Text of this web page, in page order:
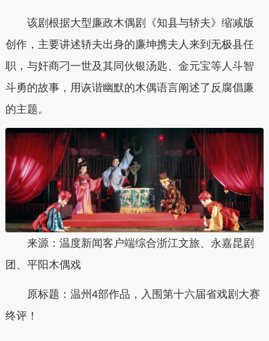
该剧根据大型廉政木偶剧《知县与轿夫》缩减版
创作，主要讲述轿夫出身的廉坤携夫人来到无极县任
职，与奸商刁一世及其同伙银汤匙、金元宝等人斗智
斗勇的故事，用诙谐幽默的木偶语言阐述了反腐倡廉
的主题。
来源：温度新闻客户端综合浙江文旅、永嘉昆剧
团、平阳木偶戏
原标题： 温州4部作品，入围第十六届省戏剧大赛
终评！